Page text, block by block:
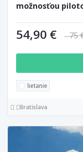
možnosťou
54,90 € 75
lietanie
Bratislava